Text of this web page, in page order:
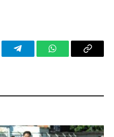
TelegramWhatsAppCopy